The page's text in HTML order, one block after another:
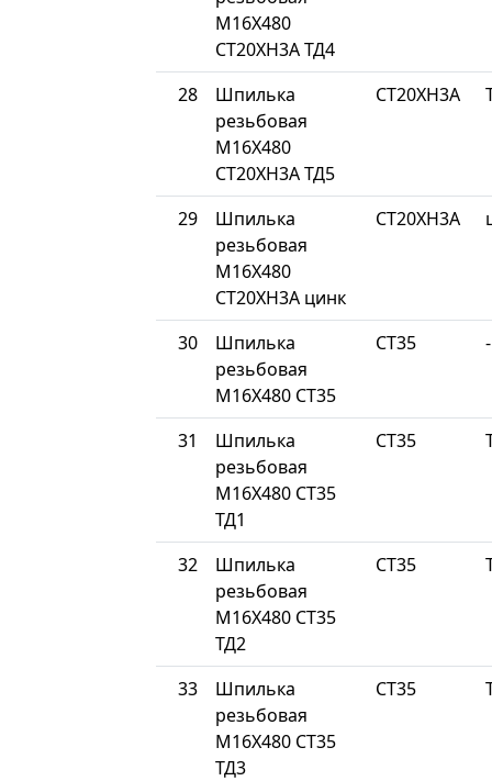
М16Х480
СТ20ХН3А ТД4
28
Шпилька
резьбовая
М16Х480
СТ20ХН3А ТД5
СТ20ХН3А
29
Шпилька
резьбовая
М16Х480
СТ20ХН3А цинк
СТ20ХН3А
30
Шпилька
резьбовая
М16Х480 СТ35
СТ35 -
31
Шпилька
резьбовая
М16Х480 СТ35
ТД1
СТ35
32
Шпилька
резьбовая
М16Х480 СТ35
ТД2
СТ35
33
Шпилька
резьбовая
М16Х480 СТ35
ТД3
СТ35